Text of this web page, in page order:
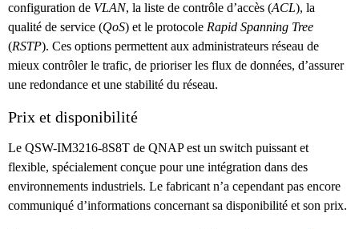
configuration de VLAN, la liste de contrôle d’accès (ACL), la
qualité de service (QoS) et le protocole Rapid Spanning Tree
(RSTP). Ces options permettent aux administrateurs réseau de
mieux contrôler le trafic, de prioriser les flux de données, d’assurer
une redondance et une stabilité du réseau.
Prix et disponibilité
Le QSW-IM3216-8S8T de QNAP est un switch puissant et
flexible, spécialement conçue pour une intégration dans des
environnements industriels. Le fabricant n’a cependant pas encore
communiqué d’informations concernant sa disponibilité et son prix.